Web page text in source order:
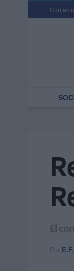
Contacto
El
Por E.F.